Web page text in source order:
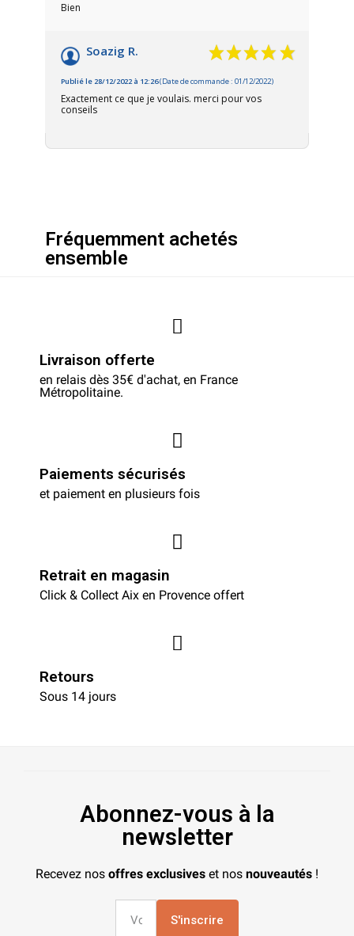
Bien
Soazig R.
Publié le 28/12/2022 à 12:26(Date de commande : 01/12/2022)
Exactement ce que je voulais. merci pour vos
conseils
Fréquemment achetés
ensemble
Livraison offerte
en relais dès 35€ d'achat, en France
Métropolitaine.
Paiements sécurisés
et paiement en plusieurs fois
Retrait en magasin
Click & Collect Aix en Provence offert
Retours
Sous 14 jours
Abonnez-vous à la
newsletter
Recevez nos offres exclusives et nos nouveautés !
S'inscrire